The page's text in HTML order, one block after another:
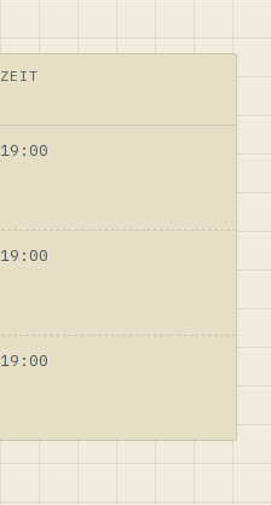
ZEIT
19:00
19:00
19:00